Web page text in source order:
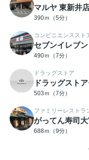
マルヤ 東新井
390ｍ（5分）
コンビニエンススト
セブンイレブ
490ｍ（7分）
ドラッグストア
ドラッグスト
503ｍ（7分）
ファミリーレストラ
がってん寿司
688ｍ（9分）